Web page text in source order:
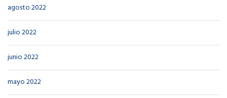
agosto 2022
julio 2022
junio 2022
mayo 2022